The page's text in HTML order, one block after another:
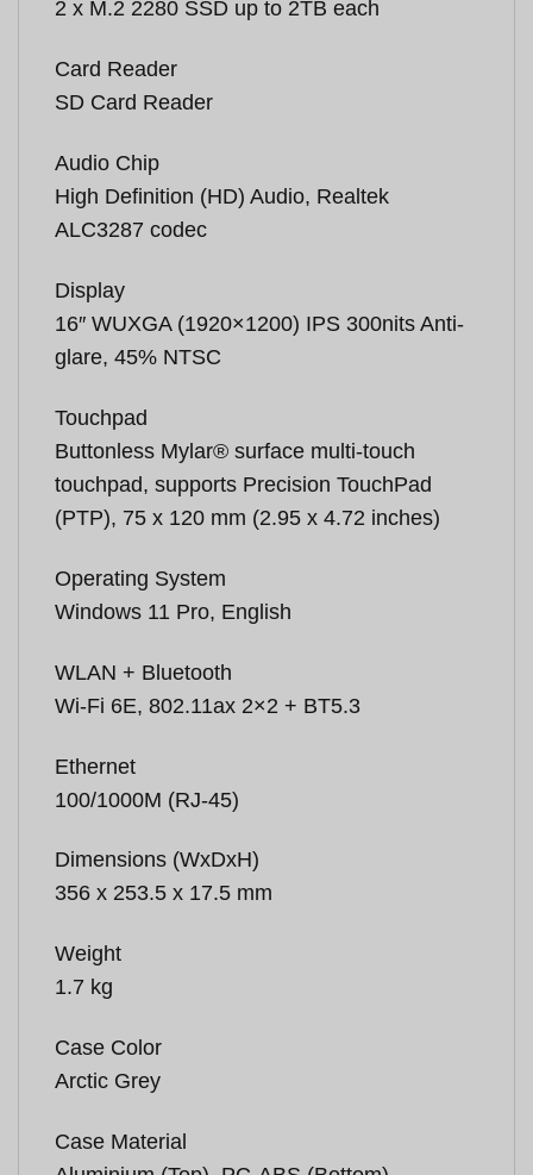
2 x M.2 2280 SSD up to 2TB each
Card Reader
SD Card Reader
Audio Chip
High Definition (HD) Audio, Realtek
ALC3287 codec
Display
16″ WUXGA (1920×1200) IPS 300nits Anti-
glare, 45% NTSC
Touchpad
Buttonless Mylar® surface multi-touch
touchpad, supports Precision TouchPad
(PTP), 75 x 120 mm (2.95 x 4.72 inches)
Operating System
Windows 11 Pro, English
WLAN + Bluetooth
Wi-Fi 6E, 802.11ax 2×2 + BT5.3
Ethernet
100/1000M (RJ-45)
Dimensions (WxDxH)
356 x 253.5 x 17.5 mm
Weight
1.7 kg
Case Color
Arctic Grey
Case Material